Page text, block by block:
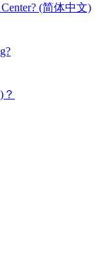
Center? (简体中文)